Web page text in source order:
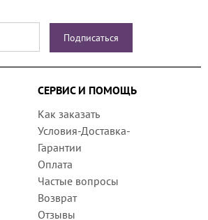
СЕРВИС И ПОМОЩЬ
Как заказать
Условия-Доставка-
Гарантии
Оплата
Частые вопросы
Возврат
Отзывы